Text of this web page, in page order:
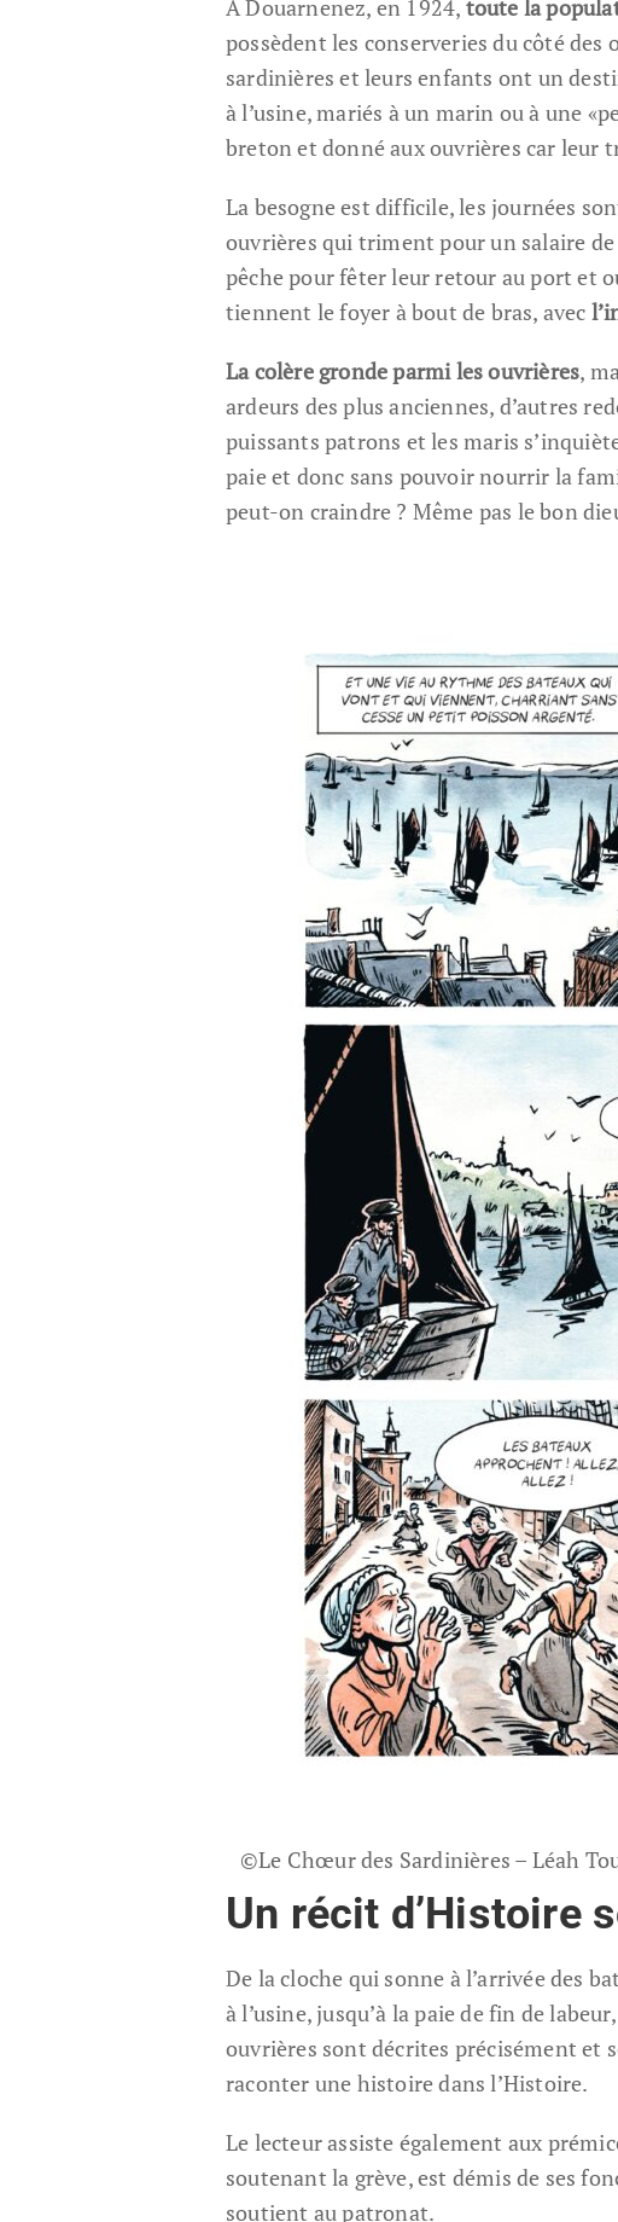
À Douarnenez, en 1924, toute la
possèdent les conserveries du côté
sardinières et leurs enfants ont un
à l’usine, mariés à un marin ou à une
breton et donné aux ouvrières car leur
La besogne est difficile, les journées
ouvrières qui triment pour un salaire
pêche pour fêter leur retour au port et
tiennent le foyer à bout de bras, avec
La colère gronde parmi les ouvrières,
ardeurs des plus anciennes, d’autres
puissants patrons et les maris
paie et donc sans pouvoir nourrir la
peut-on craindre ? Même pas le bon
©Le Chœur des Sardinières – Léah
Un récit d’Histoire
De la cloche qui sonne à l’arrivée des
à l’usine, jusqu’à la paie de fin de
ouvrières sont décrites précisément et
raconter une histoire dans l’Histoire.
Le lecteur assiste également aux
soutenant la grève, est démis de ses
soutient au patronat.